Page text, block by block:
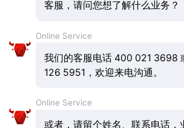
客服，请问您想了解什么业务？
Online Service
我们的客服电话 400 021 3698
126 5951，欢迎来电沟通。
Online Service
或者，请留个姓名、联系电话，